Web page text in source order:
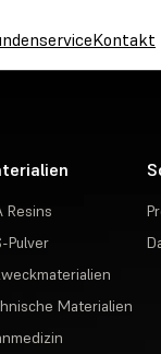
Kontakt
Resins
Pulver
Materialien